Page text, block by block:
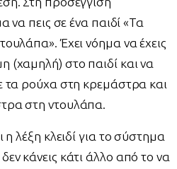
να πεις σε ένα παιδί «Τα
Έχει νόημα να έχεις
(χαμηλή) στο παιδί και να
τα ρούχα στη κρεμάστρα και
στη ντουλάπα.
η λέξη κλειδί για το σύστημα
κάνεις κάτι άλλο από το να